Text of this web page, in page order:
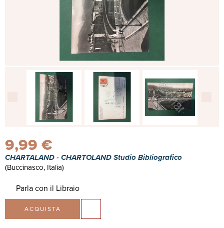
9,99 €
CHARTALAND - CHARTOLAND Studio Bibliografico
(Buccinasco, Italia)
Parla con il Libraio
ACQUISTA